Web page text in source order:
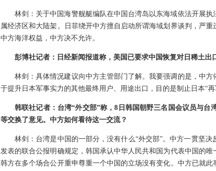
林剑：关于中国海警舰艇编队在中国台湾岛以东海域依法开展
属经济区和大陆架。日菲绕开中方擅自启动所谓海域划界谈判，严
中方海洋权益，中方决不允许。
彭博社记者：日经新闻报道称，美国已要求中国恢复对日稀土出
林剑：具体情况建议向中方主管部门了解。我要强调的是，中
于提升日本军事实力的其他最终用户、用途出口，目的是制止日本“再
韩联社记者：台湾“外交部”称，8日韩国朝野三名国会议员与
等交换了意见。中方如何看待这一交流？
林剑：台湾是中国的一部分，没有什么“外交部”。中方一贯坚
发表的联合公报明确规定，韩国承认中华人民共和国为代表中国的
韩方在多个场合公开重申尊重一个中国的立场没有变化。中方已就